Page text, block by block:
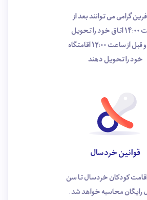
گرامی می توانند بعد از
ساعت 14:00 اتاق خود را تحویل
گیرند و قبل از ساعت 12:00 اقامتگاه
خود را تحویل دهند
قوانین خردسال
کودکان خردسال تا سن
رایگان محاسبه خواهد ‌شد.